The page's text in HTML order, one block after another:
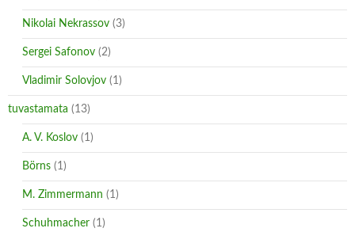
Nikolai Nekrassov (3)
Sergei Safonov (2)
Vladimir Solovjov (1)
tuvastamata (13)
A. V. Koslov (1)
Börns (1)
M. Zimmermann (1)
Schuhmacher (1)